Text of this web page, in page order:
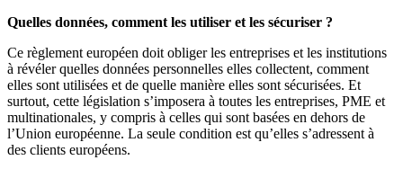
Quelles données, comment les utiliser et les sécuriser ?
Ce règlement européen doit obliger les entreprises et les institutions
à révéler quelles données personnelles elles collectent, comment
elles sont utilisées et de quelle manière elles sont sécurisées. Et
surtout, cette législation s’imposera à toutes les entreprises, PME et
multinationales, y compris à celles qui sont basées en dehors de
l’Union européenne. La seule condition est qu’elles s’adressent à
des clients européens.